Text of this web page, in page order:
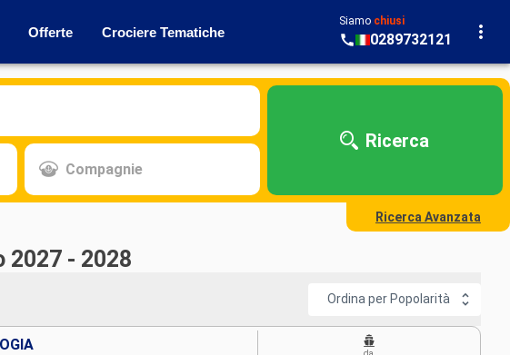
Offerte Crociere Tematiche
Siamo chiusi
0289732121
Compagnie
Ricerca
Ricerca Avanzata
2027 - 2028
Ordina per Popolarità